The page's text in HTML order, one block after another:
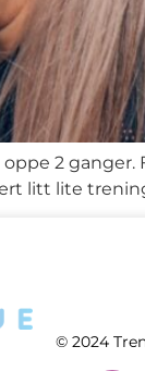
2
litt lite
© 2024